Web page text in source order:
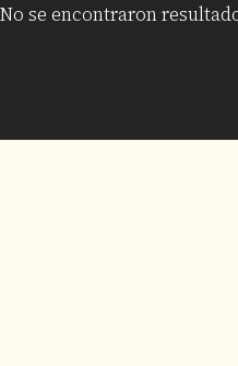
No se encontraron